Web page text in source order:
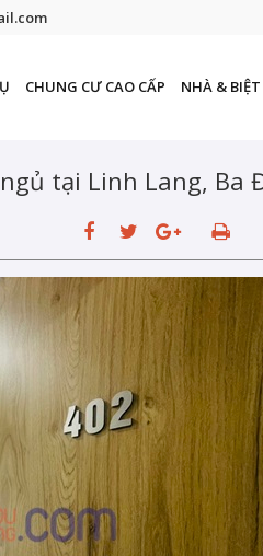
CHUNG CƯ CAO CẤP NHÀ &
tại Linh Lang,